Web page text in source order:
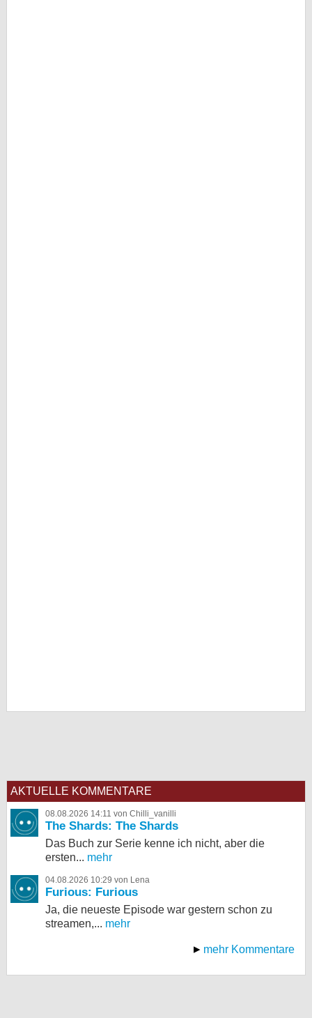
AKTUELLE KOMMENTARE
08.08.2026 14:11 von Chilli_vanilli
The Shards: The Shards
Das Buch zur Serie kenne ich nicht, aber die
ersten... mehr
04.08.2026 10:29 von Lena
Furious: Furious
Ja, die neueste Episode war gestern schon zu
streamen,... mehr
mehr Kommentare